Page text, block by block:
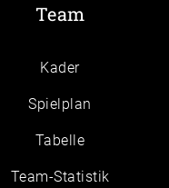
Team
Kader
Spielplan
Tabelle
Team-Statistik